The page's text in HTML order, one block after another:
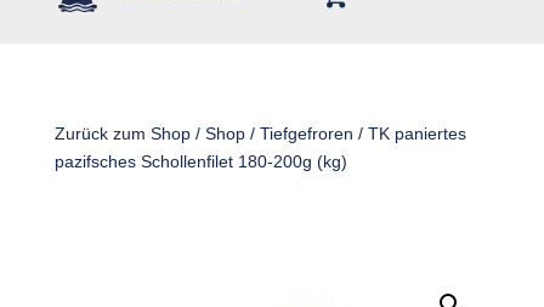
Zurück zum Shop/ Shop/ Tiefgefroren / TK paniertes
pazifsches Schollenfilet 180-200g (kg)